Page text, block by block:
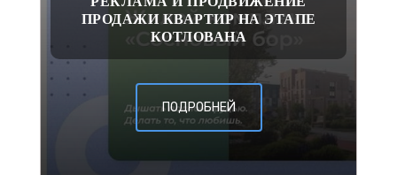
ПРОДАЖИ КВАРТИР НА ЭТАПЕ
КОТЛОВАНА
ПОДРОБНЕЙ